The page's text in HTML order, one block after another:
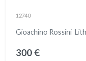
12740
Gioachino Rossini
300 €